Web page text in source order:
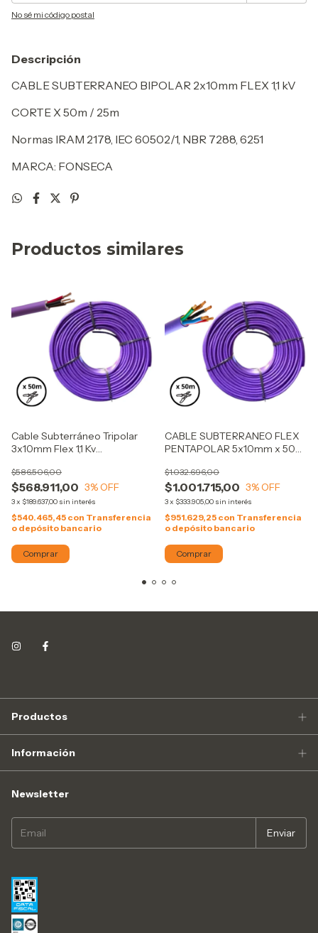
No sé mi código postal
Descripción
CABLE SUBTERRANEO BIPOLAR 2x10mm FLEX 1,1 kV
CORTE X 50m / 25m
Normas IRAM 2178, IEC 60502/1, NBR 7288, 6251
MARCA: FONSECA
Productos similares
Cable Subterráneo Tripolar
3x10mm Flex 1,1 Kv
$568.911,00
$586.506,00
3% OFF
3x $189.637,00 sin interés
$540.465,45 con Transferencia
o depósito bancario
CABLE SUBTERRANEO FLEX
PENTAPOLAR 5x10mm x 50m
$1.001.715,00
$1.032.696,00
3% OFF
3x $333.905,00 sin interés
$951.629,25 con Transferencia
o depósito bancario
Comprar
Productos
Información
Newsletter